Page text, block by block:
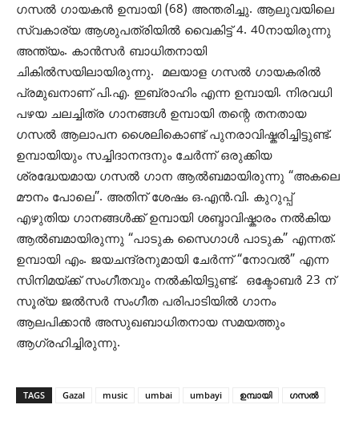
ഗസൽ ഗായകൻ ഉമ്പായി (68) അന്തരിച്ചു. ആലുവയിലെ
സ്വകാര്യ ആശുപത്രിയിൽ വൈകിട്ട് 4. 40നായിരുന്നു
അന്ത്യം. കാൻസർ ബാധിതനായി
ചികിൽസയിലായിരുന്നു. മലയാള ഗസൽ ഗായകരിൽ
പ്രമുഖനാണ്‌ പി.എ. ഇബ്രാഹിം എന്ന ഉമ്പായി. നിരവധി
പഴയ ചലച്ചിത്ര ഗാനങ്ങൾ ഉമ്പായി തന്റെ തനതായ
ഗസൽ ആലാപന ശൈലികൊണ്ട് പുനരാവിഷ്കരിച്ചിട്ടുണ്ട്.
ഉമ്പായിയും സച്ചിദാനന്ദനും ചേർന്ന് ഒരുക്കിയ
ശ്രദ്ധേയമായ ഗസൽ ഗാന ആൽബമായിരുന്നു “അകലെ
മൗനം പോലെ”. അതിന്‌ ശേഷം ഒ.എൻ.വി. കുറുപ്പ്
എഴുതിയ ഗാനങ്ങൾക്ക് ഉമ്പായി ശബ്ദാവിഷ്കാരം നൽകിയ
ആൽബമായിരുന്നു “പാടുക സൈഗാൾ പാടുക” എന്നത്.
ഉമ്പായി എം. ജയചന്ദ്രനുമായി ചേർന്ന് “നോവൽ” എന്ന
സിനിമയ്ക്ക് സംഗീതവും നൽകിയിട്ടുണ്ട്. ഒക്ടോബര്‍ 23 ന്
സൂര്യ ജല്‍സര്‍ സംഗീത പരിപാടിയില്‍ ഗാനം
ആലപിക്കാന്‍ അസുഖബാധിതനായ സമയത്തും
ആഗ്രഹിച്ചിരുന്നു.
TAGS Gazal music umbai umbayi ഉമ്പായി ഗസല്‍